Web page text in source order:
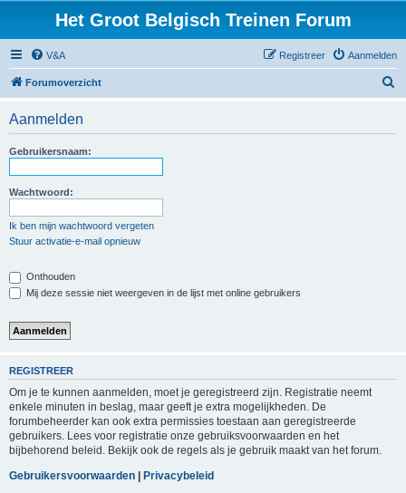
Het Groot Belgisch Treinen Forum
V&A Aanmelden
Registreer
Forumoverzicht
Aanmelden
Gebruikersnaam:
Wachtwoord:
Ik ben mijn wachtwoord vergeten
Stuur activatie-e-mail opnieuw
Onthouden
Mij deze sessie niet weergeven in de lijst met online gebruikers
REGISTREER
Om je te kunnen aanmelden, moet je geregistreerd zijn. Registratie neemt
enkele minuten in beslag, maar geeft je extra mogelijkheden. De
forumbeheerder kan ook extra permissies toestaan aan geregistreerde
gebruikers. Lees voor registratie onze gebruiksvoorwaarden en het
bijbehorend beleid. Bekijk ook de regels als je gebruik maakt van het forum.
Gebruikersvoorwaarden | Privacybeleid